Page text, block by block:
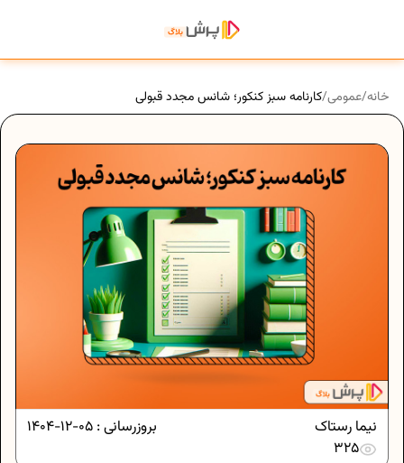
خانه/عمومی/کارنامه سبز کنکور؛ شانس مجدد قبولی
بروزرسانی : 05-12-1404
نیما رستاک
325